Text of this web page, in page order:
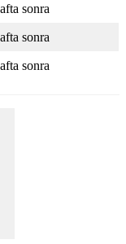
sonra
sonra
sonra